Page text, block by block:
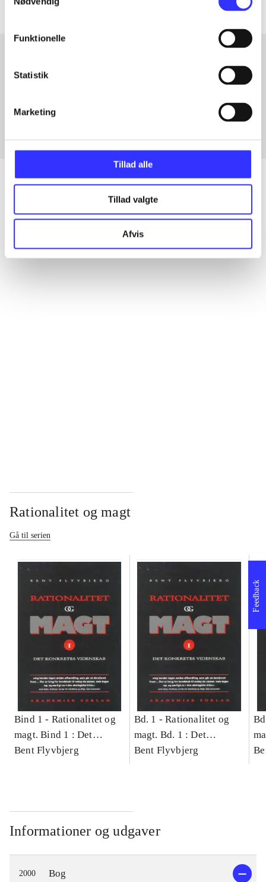
Funktionelle
Statistik
Marketing
Tillad alle
Tillad valgte
Afvis
Artikler med samme emner
Artikler
Alle registrerede artikler fordelt på udgivelser
Rationalitet og magt
Gå til serien
Bind 1 - Rationalitet og
magt. Bind 1 : Det
konkretes videnskab
Bent Flyvbjerg
Bd. 1 -Rationalitet og
magt. Bd. 1 : Det
konkretes videnskab
Bent Flyvbjerg
Informationer og udgaver
2000 Bog
Feedback